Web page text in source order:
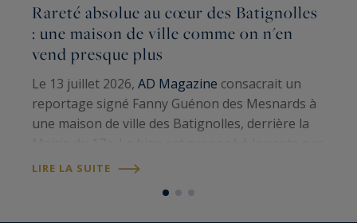
Rareté absolue au cœur des Batignolles
: une maison de ville comme on n'en
vend presque plus
Le 13 juillet 2026, AD Magazine consacrait un
reportage signé Fanny Guénon des Mesnards à
une maison de ville des Batignolles, derrière la
Paris Ouest Sotheby’s International Realty
LIRE LA SUITE